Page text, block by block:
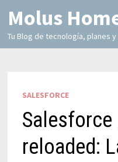
Molus
Tu Blog de tecnología, planes y
SALESFORCE
reloaded: